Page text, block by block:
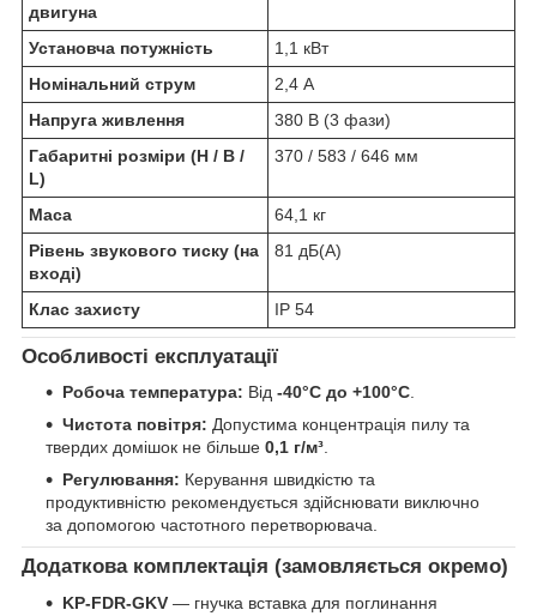
двигуна
Установча потужність
1,1 кВт
Номінальний струм
2,4 А
Напруга живлення
380 В (3 фази)
Габаритні розміри (H / B /
L)
370 / 583 / 646 мм
Маса
64,1 кг
Рівень звукового тиску (на
вході)
81 дБ(А)
Клас захисту IP 54
Особливості експлуатації
Робоча температура: Від -40°C до +100°C.
Чистота повітря: Допустима концентрація пилу та
твердих домішок не більше 0,1 г/м³.
Регулювання: Керування швидкістю та
продуктивністю рекомендується здійснювати виключно
за допомогою частотного перетворювача.
Додаткова комплектація (замовляється окремо)
KP-FDR-GKV — гнучка вставка для поглинання